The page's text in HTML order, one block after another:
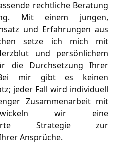
rechtliche Beratung
Mit einem jungen,
und Erfahrungen aus
setze ich mich mit
und persönlichem
die Durchsetzung Ihrer
mir gibt es keinen
jeder Fall wird individuell
Zusammenarbeit mit
wir eine
Strategie zur
Ansprüche.